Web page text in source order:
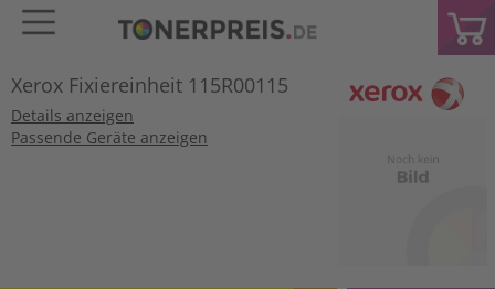
Xerox Fixiereinheit 115R00115
Details anzeigen
Passende Geräte anzeigen